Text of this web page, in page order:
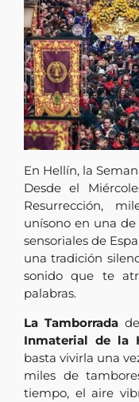
En Hellín, la
Desde el
Resurrección,
unísono en una de
sensoriales de
una tradición
sonido que te
palabras.
La Tamborrada
Inmaterial de la
basta vivirla una
miles de
tiempo, el aire